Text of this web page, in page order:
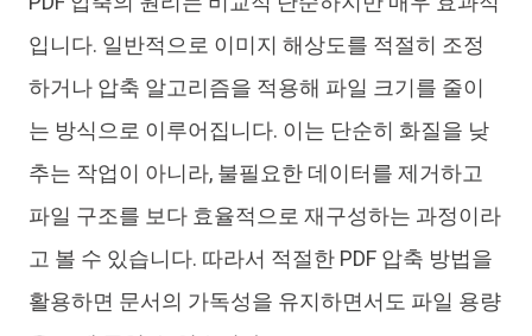
입니다. 일반적으로 이미지 해상도를 적절히 조정
하거나 압축 알고리즘을 적용해 파일 크기를 줄이
는 방식으로 이루어집니다. 이는 단순히 화질을 낮
추는 작업이 아니라, 불필요한 데이터를 제거하고
파일 구조를 보다 효율적으로 재구성하는 과정이라
고 볼 수 있습니다. 따라서 적절한 PDF 압축 방법을
활용하면 문서의 가독성을 유지하면서도 파일 용량